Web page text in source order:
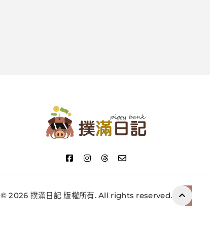
撲滿日記
© 2026 撲滿日記 版權所有. All rights reserved.